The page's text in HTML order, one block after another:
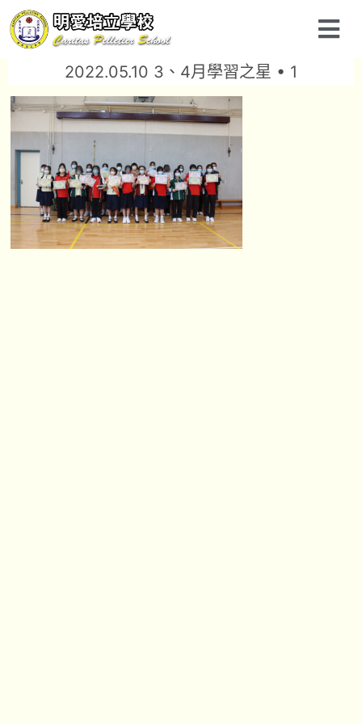
2022.05.10 3、4月學習之星 • 1